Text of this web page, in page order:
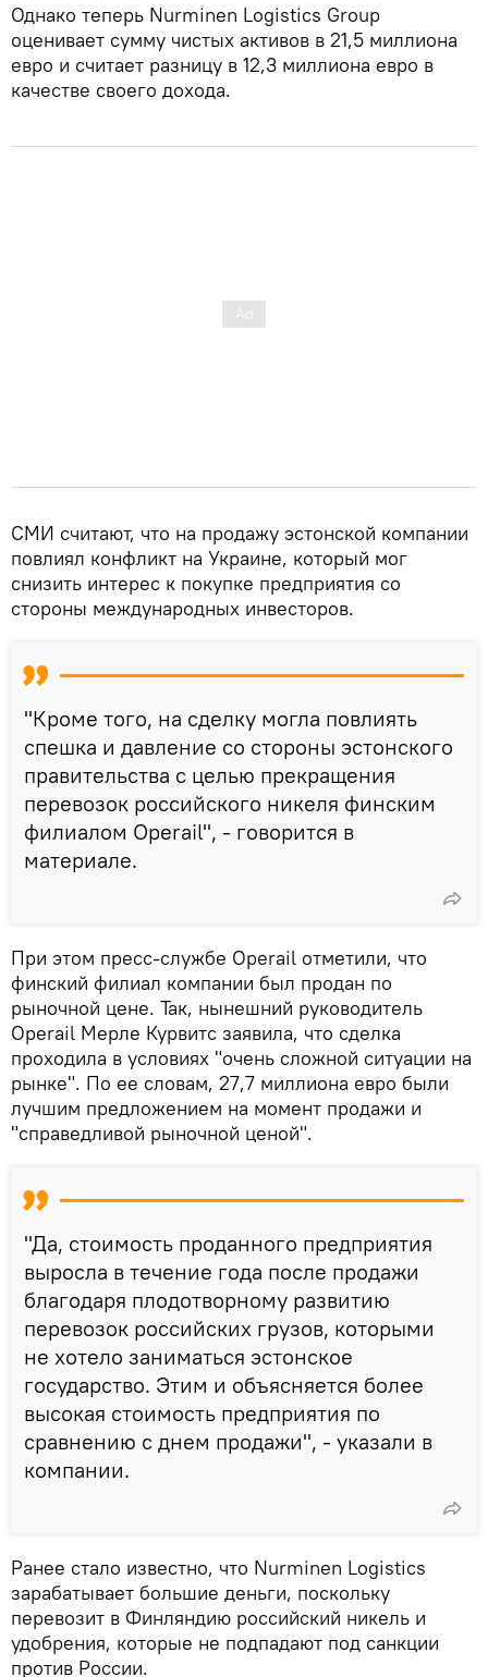
Однако теперь Nurminen Logistics Group
оценивает сумму чистых активов в 21,5 миллиона
евро и считает разницу в 12,3 миллиона евро в
качестве своего дохода.
СМИ считают, что на продажу эстонской компании
повлиял конфликт на Украине, который мог
снизить интерес к покупке предприятия со
стороны международных инвесторов.
"Кроме того, на сделку могла повлиять
спешка и давление со стороны эстонского
правительства с целью прекращения
перевозок российского никеля финским
филиалом Operail", - говорится в
материале.
При этом пресс-службе Operail отметили, что
финский филиал компании был продан по
рыночной цене. Так, нынешний руководитель
Operail Мерле Курвитс заявила, что сделка
проходила в условиях "очень сложной ситуации на
рынке". По ее словам, 27,7 миллиона евро были
лучшим предложением на момент продажи и
"справедливой рыночной ценой".
"Да, стоимость проданного предприятия
выросла в течение года после продажи
благодаря плодотворному развитию
перевозок российских грузов, которыми
не хотело заниматься эстонское
государство. Этим и объясняется более
высокая стоимость предприятия по
сравнению с днем продажи", - указали в
компании.
Ранее стало известно, что Nurminen Logistics
зарабатывает большие деньги, поскольку
перевозит в Финляндию российский никель и
удобрения, которые не подпадают под санкции
против России.